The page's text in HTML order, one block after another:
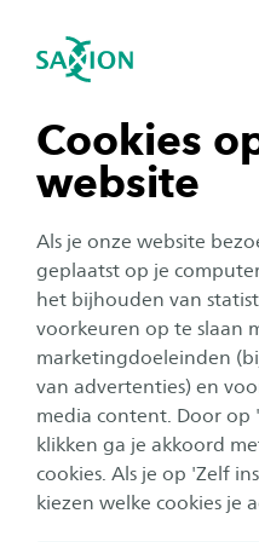
Cookies
website
Als je onze website
geplaatst op je
het bijhouden van
voorkeuren op te slaan
marketingdoeleinden
van advertenties) en
media content. Door op
klikken ga je akkoord
cookies. Als je op 'Zelf
kiezen welke cookies je
Navigatie openen
tonen
tonen
tonen
tonen
sluiten
Nieuws
Finance, Tax and Advice
Alle categorieën
Organisatie
Video: Hoe ervaren
gezamenlijke eerste
Organisatie